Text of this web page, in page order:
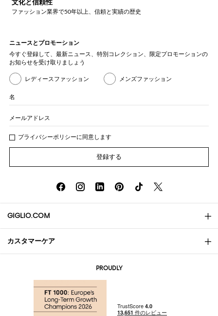
文化と信頼性
ファッション業界で50年以上、信頼と実績の歴史
ニュースとプロモーション
今すぐ登録して、最新ニュース、特別コレクション、限定プロモーションの
お知らせを受け取りましょう
レディースファッション メンズファッション
名
メールアドレス
プライバシーポリシーに同意します
登録する
GIGLIO.COM
会社概要
カスタマーケア
PROUDLY